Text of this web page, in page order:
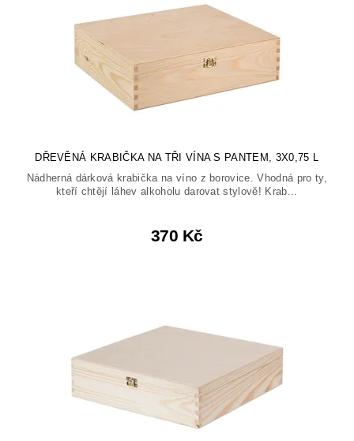
DŘEVĚNÁ KRABIČKA NA TŘI VÍNA S PANTEM, 3X0,75 L
Nádherná dárková krabička na víno z borovice. Vhodná pro ty,
kteří chtějí láhev alkoholu darovat stylově! Krab...
370 Kč